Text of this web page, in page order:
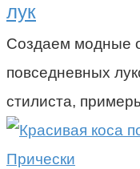
лук
Создаем модные
повседневных
стилиста,
Прически